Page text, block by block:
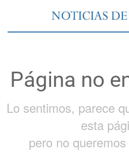
Página no
Lo sentimos, parece
esta
pero no